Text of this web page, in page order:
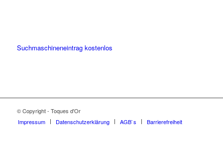
Suchmaschineneintrag kostenlos
© Copyright - Toques d'Or
Impressum
Datenschutzerklärung AGB`s Barrierefreiheit